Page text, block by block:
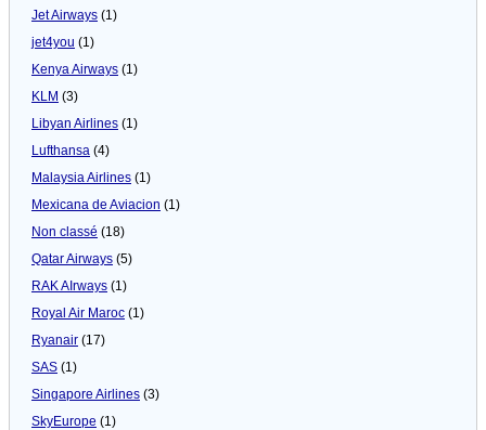
Jet Airways (1)
jet4you (1)
Kenya Airways (1)
KLM (3)
Libyan Airlines (1)
Lufthansa (4)
Malaysia Airlines (1)
Mexicana de Aviacion (1)
Non classé (18)
Qatar Airways (5)
RAK AIrways (1)
Royal Air Maroc (1)
Ryanair (17)
SAS (1)
Singapore Airlines (3)
SkyEurope (1)